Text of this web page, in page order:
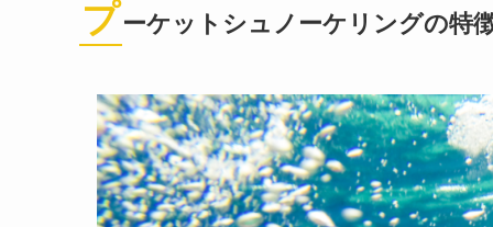
プーケットシュノーケリングの特